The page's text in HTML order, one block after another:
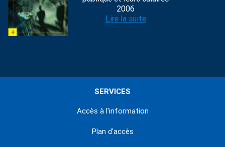
2006
Lire la suite
SERVICES
Accès à l'information
Plan d'accès